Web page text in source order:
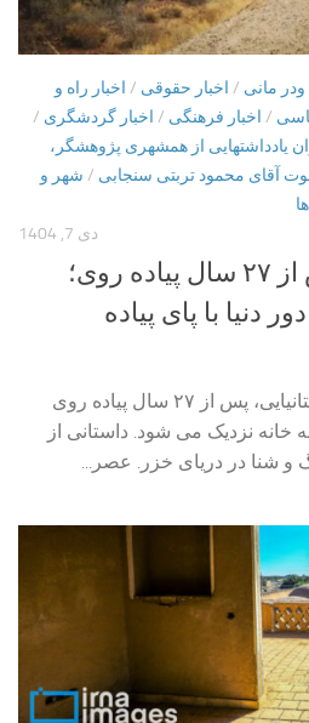
ودر مانی / اخبار حقوقی / اخبار راه و
/ اخبار فرهنگی / اخبار گردشگری /
یادداشتهایی از همشهری پژوهشگر،
آقای محمود تربتی سنجابی / شهر و
دی 7, 1404
بازگشت به خانه پس از ۲۷ سال پیاده روی؛
دنیا با پای پیاده
کارل بوشبی، ماجراجوی بریتانیایی، پس از ۲۷ سال پیاده روی
از ۲۵ کشور، به خانه نزدیک می شود. داستانی از
و شنا در دریای خزر. عصر...